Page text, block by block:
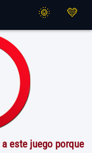
este juego porque